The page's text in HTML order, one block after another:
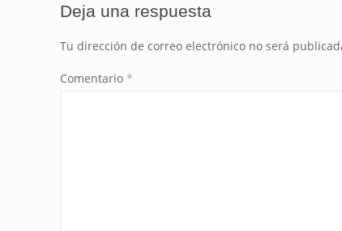
Deja una respuesta
Tu dirección de correo electrónico no será
Comentario *